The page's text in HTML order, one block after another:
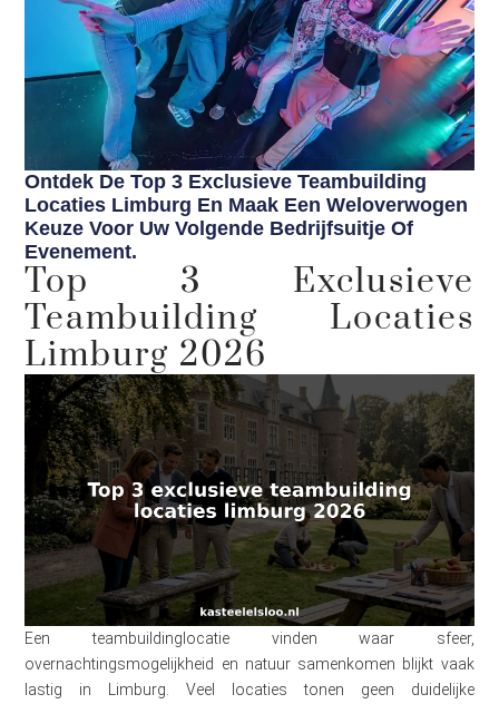
Ontdek De Top 3 Exclusieve Teambuilding
Locaties Limburg En Maak Een Weloverwogen
Keuze Voor Uw Volgende Bedrijfsuitje Of
Evenement.
Top 3 Exclusieve
Teambuilding Locaties
Limburg 2026
Een teambuildinglocatie vinden waar sfeer,
overnachtingsmogelijkheid en natuur samenkomen blijkt vaak
lastig in Limburg. Veel locaties tonen geen duidelijke